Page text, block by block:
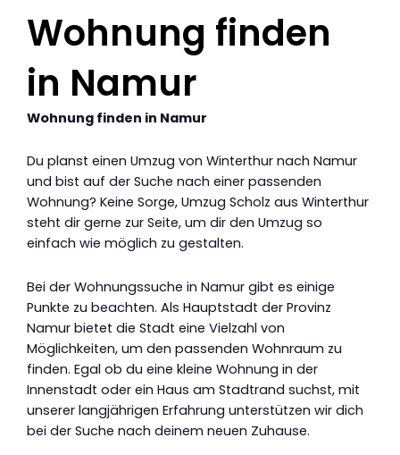
Wohnung finden
in Namur
Wohnung finden in Namur
Du planst einen Umzug von Winterthur nach Namur
und bist auf der Suche nach einer passenden
Wohnung? Keine Sorge, Umzug Scholz aus Winterthur
steht dir gerne zur Seite, um dir den Umzug so
einfach wie möglich zu gestalten.
Bei der Wohnungssuche in Namur gibt es einige
Punkte zu beachten. Als Hauptstadt der Provinz
Namur bietet die Stadt eine Vielzahl von
Möglichkeiten, um den passenden Wohnraum zu
finden. Egal ob du eine kleine Wohnung in der
Innenstadt oder ein Haus am Stadtrand suchst, mit
unserer langjährigen Erfahrung unterstützen wir dich
bei der Suche nach deinem neuen Zuhause.